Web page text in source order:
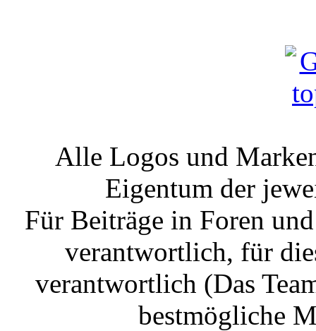
Alle Logos und
Eigentum der
Für Beiträge in Foren
verantwortlich, für
verantwortlich (Das
bestmögliche